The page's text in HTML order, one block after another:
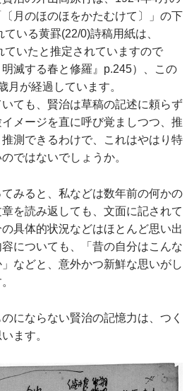
月のほのほをかたむけて〕」の下
いる黄罫(22/0)詩稿用紙は、
ていたと推定されていますので
滅する春と修羅』p.245）、この
月が経過しています。
ても、賢治は草稿の記述に頼らず
メージを直に呼び覚ましつつ、推
測できるわけで、これはやはり特
ではないでしょうか。
みると、私などは数年前の何かの
を読み返しても、文面に記されて
具体的状況などはほとんど思い出
についても、「昔の自分はこんな
などと、意外かつ新鮮な思いがし
にならない賢治の記憶力は、つく
ます。